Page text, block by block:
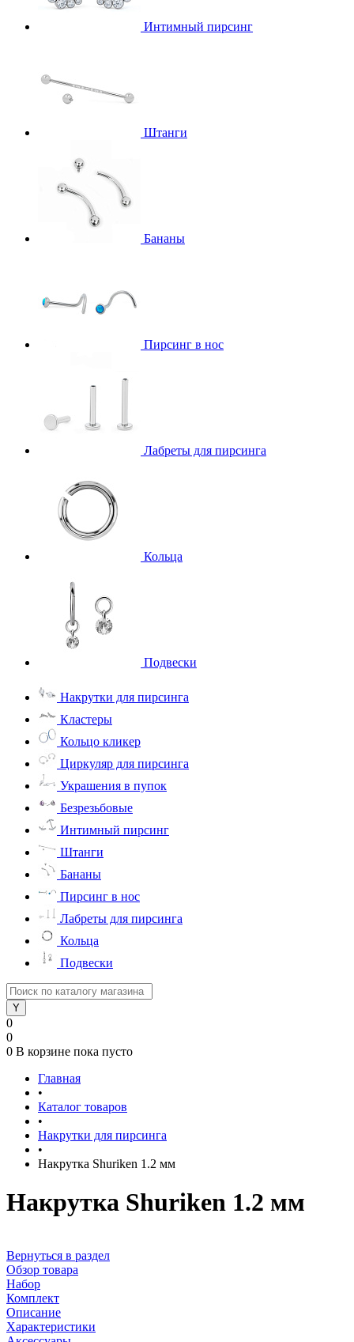
Интимный пирсинг
Штанги
Бананы
Пирсинг в нос
Лабреты для пирсинга
Кольца
Подвески
Накрутки для пирсинга
Кластеры
Кольцо кликер
Циркуляр для пирсинга
Украшения в пупок
Безрезьбовые
Интимный пирсинг
Штанги
Бананы
Пирсинг в нос
Лабреты для пирсинга
Кольца
Подвески
0
0
0 В корзине пока пусто
Главная
•
Каталог товаров
•
Накрутки для пирсинга
•
Накрутка Shuriken 1.2 мм
Накрутка Shuriken 1.2 мм
Вернуться в раздел
Обзор товара
Набор
Комплект
Описание
Характеристики